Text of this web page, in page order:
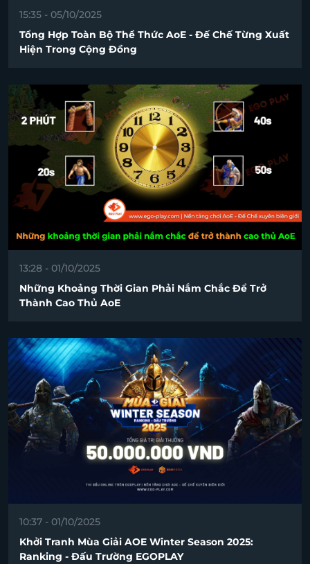
15:35 - 05/10/2025
Tổng Hợp Toàn Bộ Thể Thức AoE - Đế Chế Từng Xuất
Hiện Trong Cộng Đồng
13:28 - 01/10/2025
Những Khoảng Thời Gian Phải Nắm Chắc Để Trở
Thành Cao Thủ AoE
10:37 - 01/10/2025
Khởi Tranh Mùa Giải AOE Winter Season 2025:
Ranking - Đấu Trường EGOPLAY